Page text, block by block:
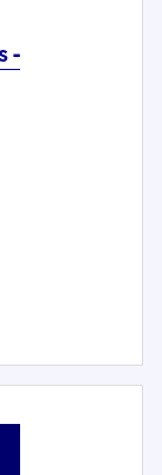
-
de